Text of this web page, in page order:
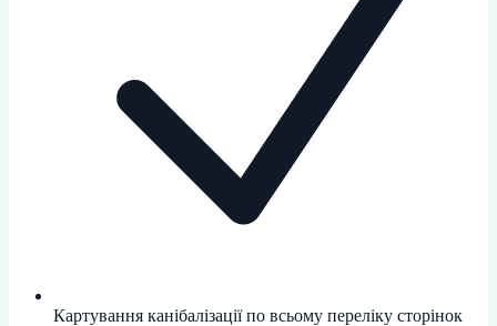
Картування канібалізації по всьому переліку сторінок